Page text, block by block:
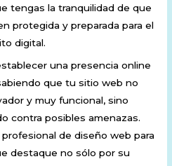
tengas la tranquilidad de que
protegida y preparada para el
digital.
una presencia online
que tu sitio web no
y muy funcional, sino
contra posibles amenazas.
de diseño web para
destaque no sólo por su